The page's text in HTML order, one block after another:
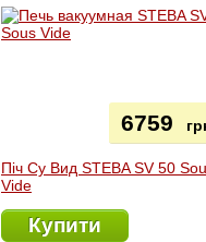
Піч Су Вид STEBA SV 50
Vide
6759
Купити